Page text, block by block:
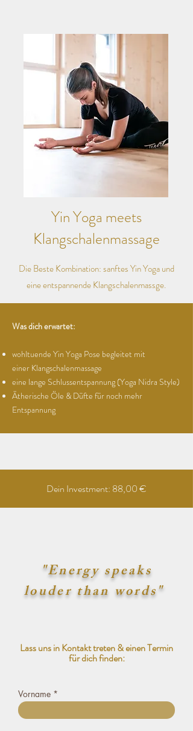
Yin Yoga meets
Klangschalenmassage
Was dich erwartet:
wohltuende Yin Yoga Pose begleitet mit
einer Klangschalenmassage
eine lange Schlussentspannung (Yoga Nidra Style)
Ätherische Öle & Düfte für noch mehr
Entspannung
Die Beste Kombination: sanftes Yin Yoga und
eine entspannende Klangschalenmassge.
Dein Investment: 88,00 €
"Energy speaks
louder than words"
Lass uns in Kontakt treten & einen Termin
für dich finden:
Vorname